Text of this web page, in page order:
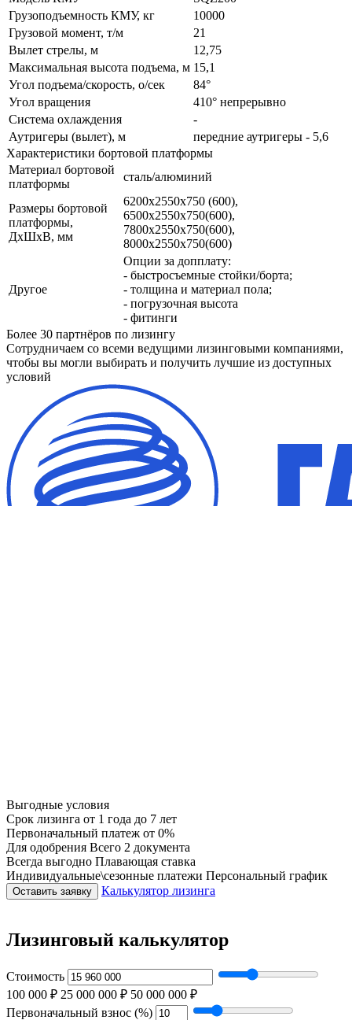
Грузоподъемность КМУ, кг
10000
Грузовой момент, т/м
21
Вылет стрелы, м
12,75
Максимальная высота подъема, м 15,1
Угол подъема/скорость, о/сек
84°
Угол вращения
410° непрерывно
Система охлаждения
-
Аутригеры (вылет), м
передние аутригеры - 5,6
Характеристики бортовой платформы
Материал бортовой
платформы
сталь/алюминий
Размеры бортовой
платформы,
ДхШхВ, мм
6200х2550х750 (600),
6500х2550х750(600),
7800х2550х750(600),
8000х2550х750(600)
Другое
Опции за допплату:
- быстросъемные стойки/борта;
- толщина и материал пола;
- погрузочная высота
- фитинги
Более 30 партнёров по лизингу
Сотрудничаем со всеми ведущими лизинговыми компаниями,
чтобы вы могли выбирать и получить лучшие из доступных
условий
Выгодные условия
Срок лизинга от 1 года до 7 лет
Первоначальный платеж от 0%
Для одобрения Всего 2 документа
Всегда выгодно Плавающая ставка
Индивидуальные\сезонные платежи Персональный график
Оставить заявку Калькулятор лизинга
Лизинговый калькулятор
Стоимость
100 000 ₽ 25 000 000 ₽ 50 000 000 ₽
Первоначальный взнос (%)